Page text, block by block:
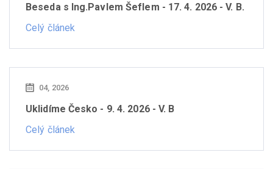
Beseda s Ing.Pavlem Šeflem - 17. 4. 2026 - V. B.
Celý článek
04, 2026
Uklidíme Česko - 9. 4. 2026 - V. B
Celý článek